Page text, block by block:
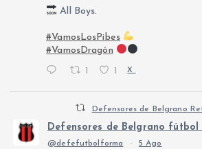
All Boys.
#VamosLosPibes
#VamosDragón
X
Defensores de Belgrano
Defensores de Belgrano
@defefutbolforma · 5 Ago